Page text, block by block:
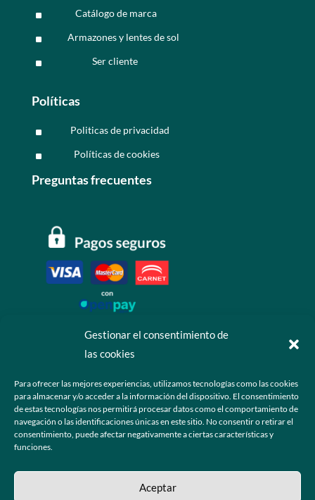
Gestionar el consentimiento de
las cookies
Para ofrecer las mejores experiencias, utilizamos tecnologías como las cookies
para almacenar y/o acceder a la información del dispositivo. El consentimiento
de estas tecnologías nos permitirá procesar datos como el comportamiento de
navegación o las identificaciones únicas en este sitio. No consentir o retirar el
consentimiento, puede afectar negativamente a ciertas características y
funciones.
Aceptar
^ Catálogo de marca
^ Armazones y lentes de sol
^ Ser cliente
Políticas
^ Politicas de privacidad
^ Políticas de cookies
Preguntas frecuentes
 +52 55 6173 7725 (Ventas)
 hola@grupo-omk.com
© 2025 Grupo OMK – Todos los derechos reservados